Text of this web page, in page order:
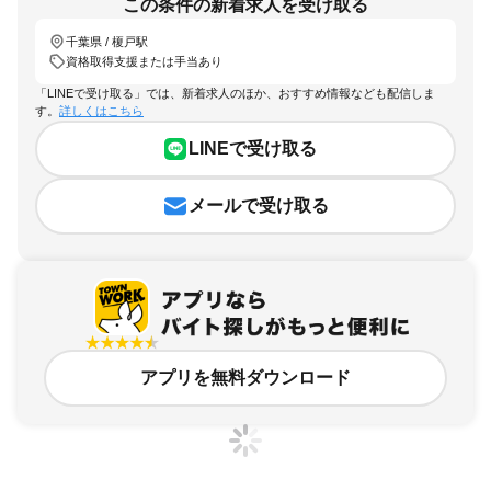
この条件の新着求人を受け取る
千葉県 / 榎戸駅
資格取得支援または手当あり
「LINEで受け取る」では、新着求人のほか、おすすめ情報なども配信しま
す。 詳しくはこちら
LINEで受け取る
メールで受け取る
アプリを無料ダウンロード